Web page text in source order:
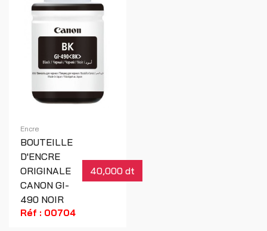
Encre
BOUTEILLE
D'ENCRE
ORIGINALE
CANON GI-
490 NOIR
40,000 dt
Réf : 00704